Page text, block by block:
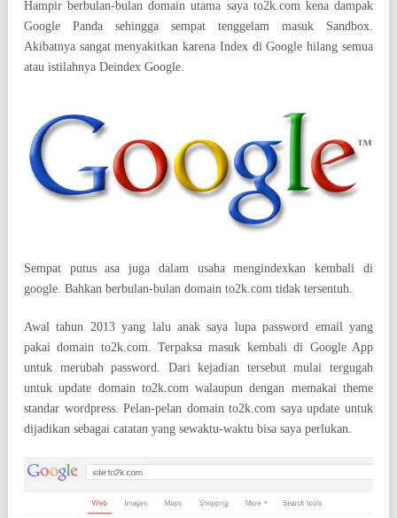
Hampir berbulan-bulan domain utama saya to2k.com kena dampak
Google Panda sehingga sempat tenggelam masuk Sandbox.
Akibatnya sangat menyakitkan karena Index di Google hilang semua
atau istilahnya Deindex Google.
Sempat putus asa juga dalam usaha mengindexkan kembali di
google. Bahkan berbulan-bulan domain to2k.com tidak tersentuh.
Awal tahun 2013 yang lalu anak saya lupa password email yang
pakai domain to2k.com. Terpaksa masuk kembali di Google App
untuk merubah password. Dari kejadian tersebut mulai tergugah
untuk update domain to2k.com walaupun dengan memakai theme
standar wordpress. Pelan-pelan domain to2k.com saya update untuk
dijadikan sebagai catatan yang sewaktu-waktu bisa saya perlukan.